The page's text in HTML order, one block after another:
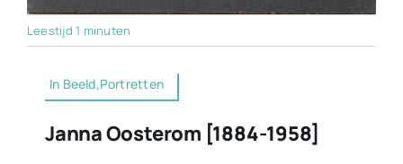
Leestijd 1 minuten
In Beeld,Portretten
Janna Oosterom [1884-1958]